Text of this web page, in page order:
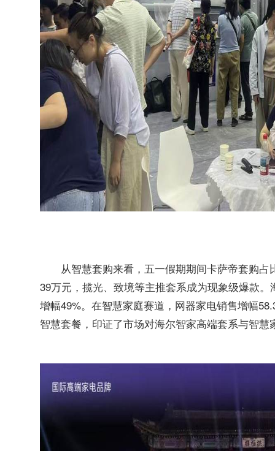
从智慧套购来看，五一假期期间卡萨帝套购
39万元，揽光、致境等主推套系成为现象级爆款
增幅49%。在智慧家庭赛道，网器家电销售增幅
智慧套餐，印证了市场对海尔智家高端套系与智慧